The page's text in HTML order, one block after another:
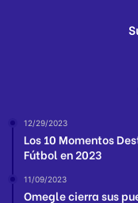
12/29/2023
Los 10 Momentos
Fútbol en 2023
11/09/2023
Omegle cierra sus